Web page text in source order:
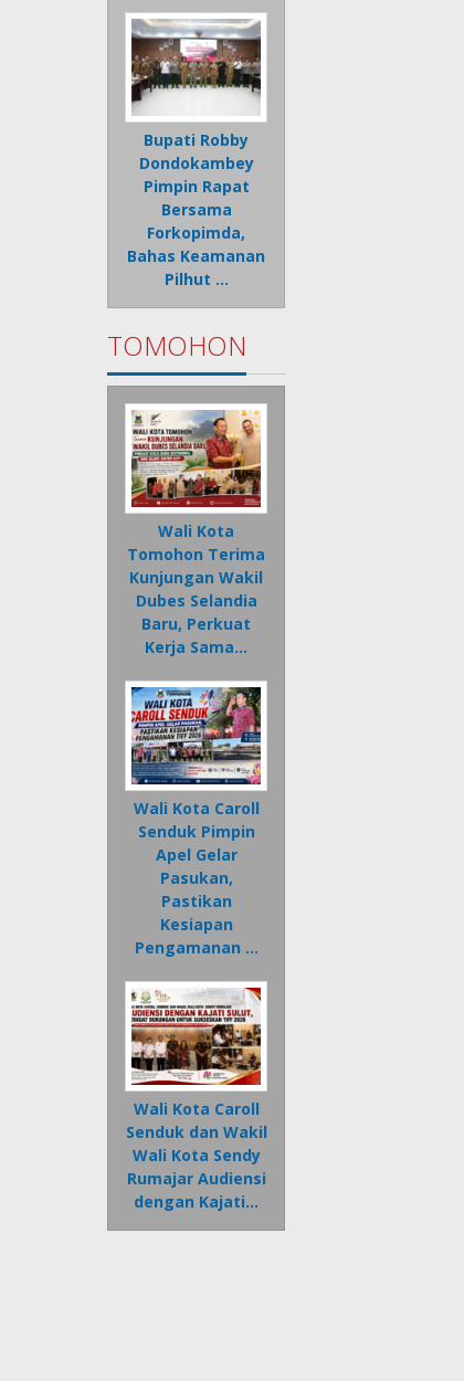
Bupati Robby
Dondokambey
Pimpin Rapat
Bersama
Forkopimda,
Bahas Keamanan
Pilhut …
TOMOHON
Wali Kota
Tomohon Terima
Kunjungan Wakil
Dubes Selandia
Baru, Perkuat
Kerja Sama…
Wali Kota Caroll
Senduk Pimpin
Apel Gelar
Pasukan,
Pastikan
Kesiapan
Pengamanan …
Wali Kota Caroll
Senduk dan Wakil
Wali Kota Sendy
Rumajar Audiensi
dengan Kajati…